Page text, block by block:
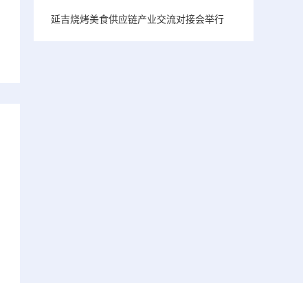
延吉烧烤美食供应链产业交流对接会举行